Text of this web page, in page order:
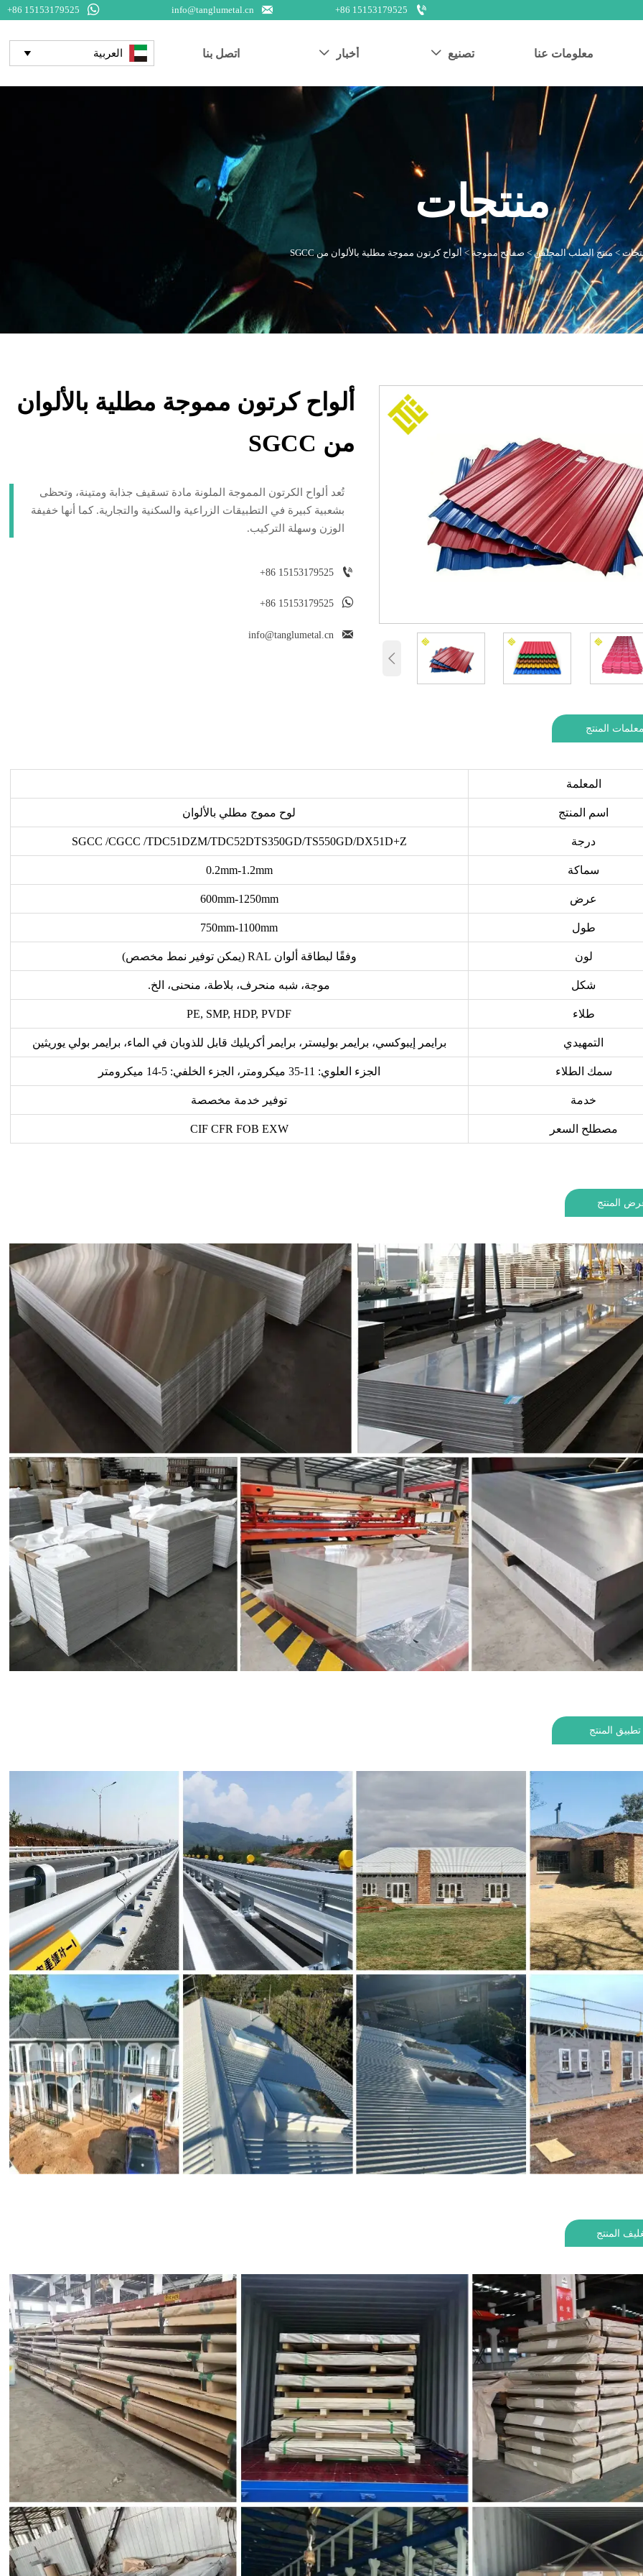

+86 15153179525

info@tanglumetal.cn

+86 15153179525
معلومات عنا تصنيع  أخبار  اتصل بنا العربية 
منتجات
>منتج الصلب المجلفن> صفائح مموجة>ألواح كرتون مموجة مطلية بالألوان من SGCC

ألواح كرتون مموجة مطلية بالألوان
من SGCC
تُعد ألواح الكرتون المموجة الملونة مادة تسقيف جذابة ومتينة، وتحظى
بشعبية كبيرة في التطبيقات الزراعية والسكنية والتجارية. كما أنها خفيفة
الوزن وسهلة التركيب.

+86 15153179525

+86 15153179525

info@tanglumetal.cn
المنتج
المعلمة
اسم المنتج لوح مموج مطلي بالألوان
درجة SGCC /CGCC /TDC51DZM/TDC52DTS350GD/TS550GD/DX51D+Z
سماكة 0.2mm-1.2mm
عرض 600mm-1250mm
طول 750mm-1100mm
لون وفقًا لبطاقة ألوان RAL (يمكن توفير نمط مخصص)
شكل موجة، شبه منحرف، بلاطة، منحنى، الخ.
طلاء PE, SMP, HDP, PVDF
التمهيدي برايمر إيبوكسي، برايمر بوليستر، برايمر أكريليك قابل للذوبان في الماء، برايمر بولي يوريثين
سمك الطلاء الجزء العلوي: 11-35 ميكرومتر، الجزء الخلفي: 5-14 ميكرومتر
خدمة توفير خدمة مخصصة
مصطلح السعر CIF CFR FOB EXW
المنتج
تطبيق المنتج
المنتج